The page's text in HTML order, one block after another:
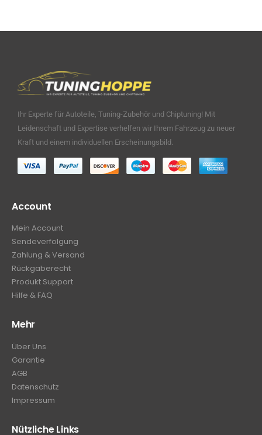
Ihr Experte für Autoteile, Tuning-Zubehör und Chiptuning! Mit
Leidenschaft und Expertise verhelfen wir Ihrem Fahrzeug zu neuer
Kraft und einem individuellen Erscheinungsbild.
Account
Mein Account
Sendeverfolgung
Zahlung & Versand
Rückgaberecht
Produkt Support
Hilfe & FAQ
Mehr
Über Uns
Garantie
AGB
Datenschutz
Impressum
Nützliche Links